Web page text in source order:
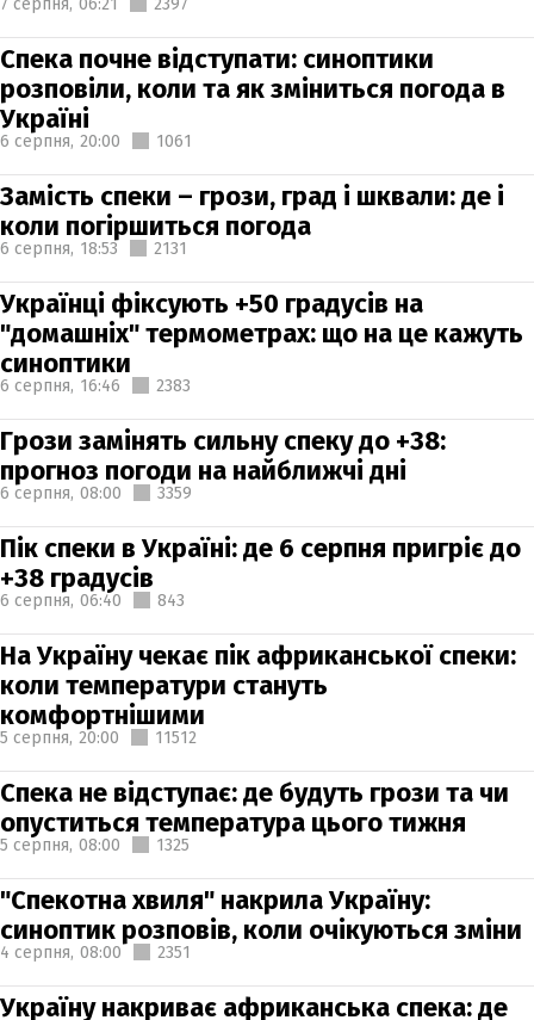
Спека почне відступати: синоптики
розповіли, коли та як зміниться погода в
Україні
6 серпня, 20:00 1061
Замість спеки – грози, град і шквали: де і
коли погіршиться погода
6 серпня, 18:53 2131
Українці фіксують +50 градусів на
"домашніх" термометрах: що на це кажуть
синоптики
6 серпня, 16:46 2383
Грози замінять сильну спеку до +38:
прогноз погоди на найближчі дні
6 серпня, 08:00 3359
Пік спеки в Україні: де 6 серпня пригріє до
+38 градусів
6 серпня, 06:40 843
На Україну чекає пік африканської спеки:
коли температури стануть
комфортнішими
5 серпня, 20:00 11512
Спека не відступає: де будуть грози та чи
опуститься температура цього тижня
5 серпня, 08:00 1325
"Спекотна хвиля" накрила Україну:
синоптик розповів, коли очікуються зміни
4 серпня, 08:00 2351
Україну накриває африканська спека: де